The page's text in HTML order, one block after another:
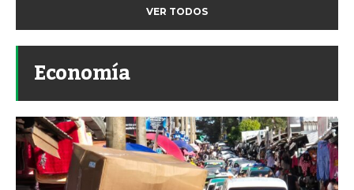
VER TODOS
Economía